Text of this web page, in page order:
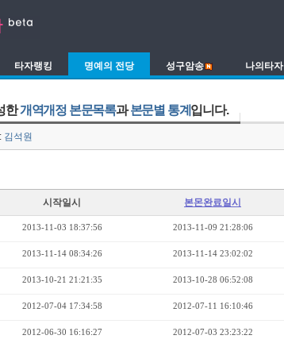
타자랭킹 명예의 전당 성구암송 나의타자
한개역개정 본문목록과본문별 통계 입니다.
김석원
시작일시 본몬완료일시
2013-11-03 18:37:56 2013-11-09 21:28:06
2013-11-14 08:34:26 2013-11-14 23:02:02
2013-10-21 21:21:35 2013-10-28 06:52:08
2012-07-04 17:34:58 2012-07-11 16:10:46
2012-06-30 16:16:27 2012-07-03 23:23:22